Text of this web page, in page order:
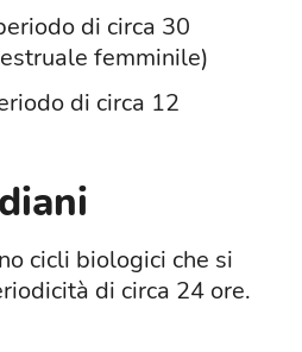
di circa 30
femminile)
di circa 12
cicli biologici che si
di circa 24 ore.